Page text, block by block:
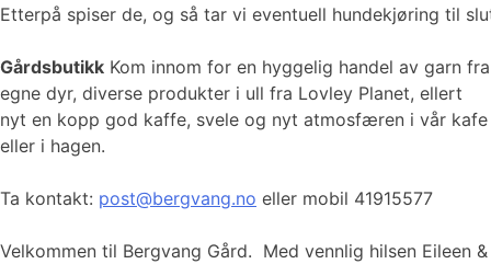
Etterpå spiser de, og så tar vi eventuell hundekjøring til
Gårdsbutikk Kom innom for en hyggelig handel av garn fra
egne dyr, diverse produkter i ull fra Lovley Planet, ellert
nyt en kopp god kaffe, svele og nyt atmosfæren i vår kafe
eller i hagen.
Ta kontakt: post@bergvang.no eller mobil 41915577
Velkommen til Bergvang Gård. Med vennlig hilsen Eileen &